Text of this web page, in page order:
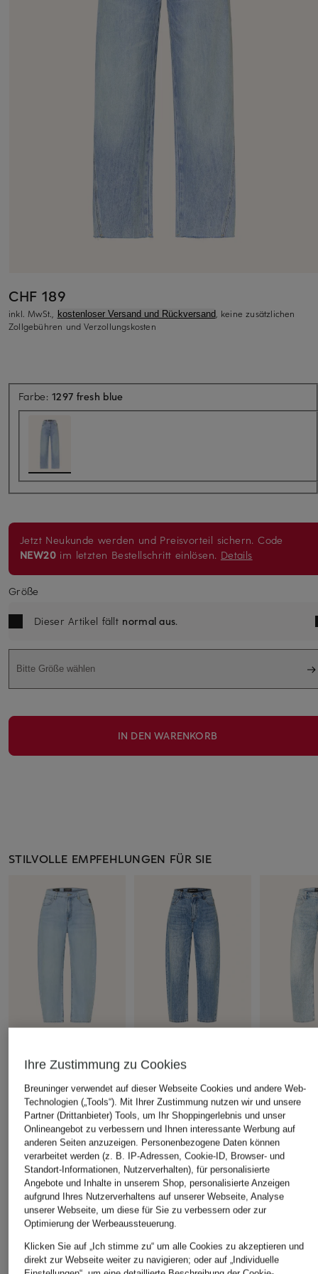
CHF 189
inkl. MwSt., kostenloser Versand und Rückversand, keine zusätzlichen
Zollgebühren und Verzollungskosten
Farbe:1297 fresh blue
Jetzt Neukunde werden und Preisvorteil sichern. Code
NEW20 im letzten Bestellschritt einlösen. Details
Größe
Dieser Artikel fällt normal aus.
Bitte Größe wählen
IN DEN WARENKORB
STILVOLLE EMPFEHLUNGEN FÜR SIE
Barrel Jeans YOANA
CHF 179
Barrel Jeans YOANA
CHF 169
CHF 169
ÄHNLICHE ARTIKEL ENTDECKEN
Ihre Zustimmung zu Cookies
Breuninger verwendet auf dieser Webseite Cookies und andere Web-
Technologien („Tools“). Mit Ihrer Zustimmung nutzen wir und unsere
Partner (Drittanbieter) Tools, um Ihr Shoppingerlebnis und unser
Onlineangebot zu verbessern und Ihnen interessante Werbung auf
anderen Seiten anzuzeigen. Personenbezogene Daten können
verarbeitet werden (z. B. IP-Adressen, Cookie-ID, Browser- und
Standort-Informationen, Nutzerverhalten), für personalisierte
Angebote und Inhalte in unserem Shop, personalisierte Anzeigen
aufgrund Ihres Nutzerverhaltens auf unserer Webseite, Analyse
unserer Webseite, um diese für Sie zu verbessern oder zur
Optimierung der Werbeaussteuerung.
Klicken Sie auf „Ich stimme zu“ um alle Cookies zu akzeptieren und
direkt zur Webseite weiter zu navigieren; oder auf „Individuelle